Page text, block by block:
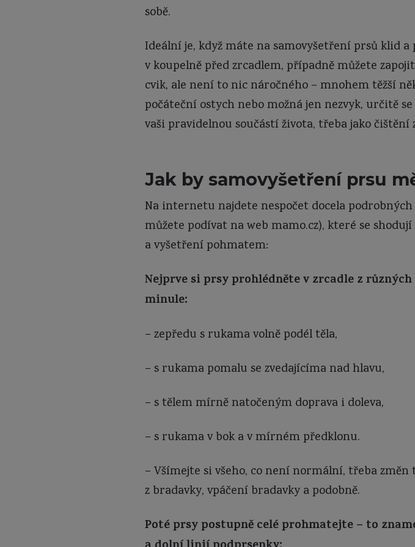
sobě.
Ideální je, když máte na samovyšetření prsů klid
v koupelně před zrcadlem, případně můžete
cvik, ale není to nic náročného – mnohem těžší
počáteční ostych nebo možná jen nezvyk, určitě
vaši pravidelnou součástí života, třeba jako čištění
Jak by samovyšetření prsu
Na internetu najdete nespočet docela
můžete podívat na web mamo.cz), které se
a vyšetření pohmatem:
Nejprve si prsy prohlédněte v zrcadle z
minule:
– zepředu s rukama volně podél těla,
– s rukama pomalu se zvedajícíma nad hlavu,
– s tělem mírně natočeným doprava i doleva,
– s rukama v bok a v mírném předklonu.
– Všímejte si všeho, co není normální, třeba
z bradavky, vpáčení bradavky a podobně.
Poté prsy postupně celé prohmatejte – to